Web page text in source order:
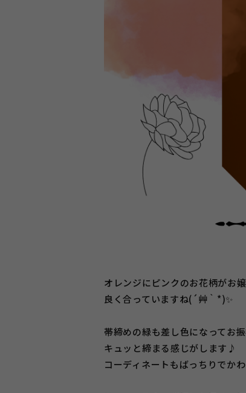
オレンジにピンクのお花柄がお
良く合っていますね(´艸｀*)✨
帯締めの緑も差し色になってお
キュッと締まる感じがします♪
コーディネートもばっちりで